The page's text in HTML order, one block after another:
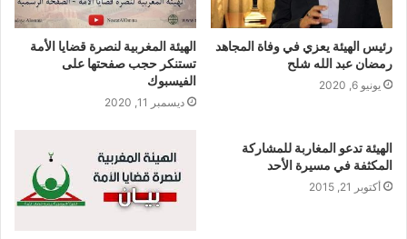
رئيس الهيئة يعزي في وفاة المجاهد
رمضان عبد الله شلح
يونيو 6, 2020
الهيئة المغربية لنصرة قضايا الأمة
تستنكر حجب صفحتها على
الفيسبوك
ديسمبر 11, 2020
الهيئة تدعو المغاربة للمشاركة
المكثفة في مسيرة الأحد
أكتوبر 21, 2015